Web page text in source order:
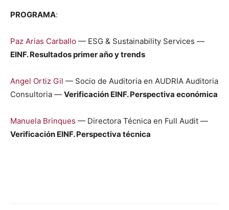
PROGRAMA:
Paz Arias Car­ballo — ESG & Sus­tain­abil­i­ty Ser­vices —
EINF. Resul­ta­dos primer año y trends
Angel Ortiz Gil — Socio de Audi­to­ria en AUDRIA Audi­to­ria
Con­sul­to­ria — Ver­i­fi­cación EINF. Per­spec­ti­va económi­ca
Manuela Brin­ques — Direc­to­ra Téc­ni­ca en Full Audit —
Ver­i­fi­cación EINF. Per­spec­ti­va téc­ni­ca